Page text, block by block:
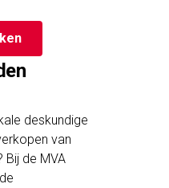
deskundige
van
Bij de MVA